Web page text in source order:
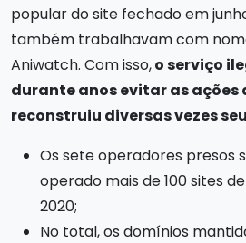
popular do site fechado em
também trabalhavam com
Aniwatch. Com isso,o serviço
durante anos evitar as ações
reconstruiu diversas vezes
Os sete operadores presos
operado mais de 100 sites
2020;
No total, os domínios